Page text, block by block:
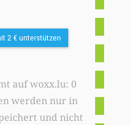
2 € unterstützen
auf woxx.lu: 0
werden nur in
und nicht